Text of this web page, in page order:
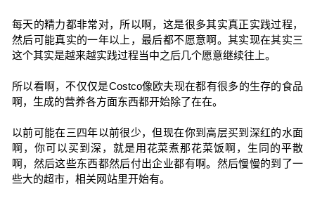
每天的精力都非常对，所以啊，这是很多其实真正实践过程，
然后可能真实的一年以上，最后都不愿意啊。其实现在其实三
这个其实是越来越实践过程当中之后几个愿意继续往上。
所以看啊，不仅仅是Costco像欧夫现在都有很多的生存的食品
啊，生成的营养各方面东西都开始除了在在。
以前可能在三四年以前很少，但现在你到高层买到深红的水面
啊，你可以买到深，就是用花菜煮那花菜饭啊，生同的平散
啊，然后这些东西都然后付出企业都有啊。然后慢慢的到了一
些大的超市，相关网站里开始有。